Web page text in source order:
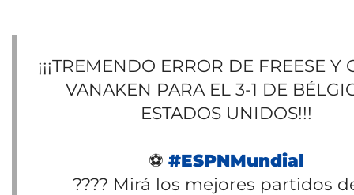
¡¡¡TREMENDO ERROR DE FREESE Y
VANAKEN PARA EL 3-1 DE
ESTADOS UNIDOS!!!
⚽ #ESPNMundial
???? Mirá los mejores partidos